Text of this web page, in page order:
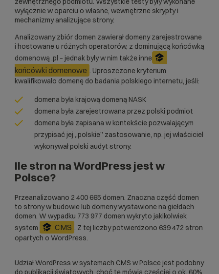
wyłącznie w oparciu o własne, wewnętrzne skrypty i
mechanizmy analizujące strony.
Analizowany zbiór domen zawierał domeny zarejestrowane
i hostowane u różnych operatorów, z dominującą końcówką
domenową .pl – jednak były w nim także inne
końcówki domenowe . Uproszczone kryterium
kwalifikowało domenę do badania polskiego internetu, jeśli:
domena była krajową domeną NASK
domena była zarejestrowana przez polski podmiot
domena była zapisana w kontekście pozwalającym
przypisać jej „polskie” zastosowanie, np. jej właściciel
wykonywał polski audyt strony.
Ile stron na WordPress jest w
Polsce?
Przeanalizowano 2 400 665 domen. Znaczna część domen
to strony w budowie lub domeny wystawione na giełdach
domen. W wypadku 773 977 domen wykryto jakikolwiek
system
CMS . Z tej liczby potwierdzono 639 472 stron
opartych o WordPress.
Udział WordPress w systemach CMS w Polsce jest podobny
do publikacji światowych, choć te mówią częściej o ok. 60%.